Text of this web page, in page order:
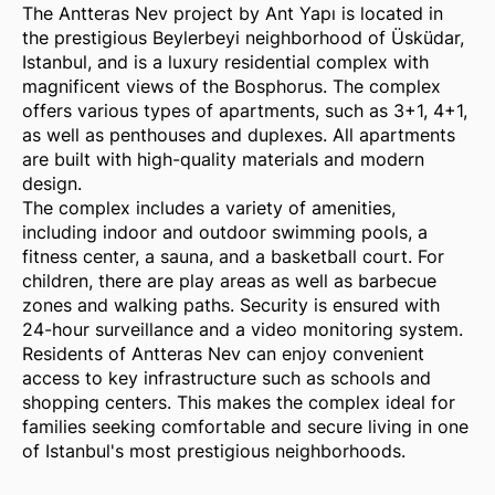
The Antteras Nev project by Ant Yapı is located in
the prestigious Beylerbeyi neighborhood of Üsküdar,
Istanbul, and is a luxury residential complex with
magnificent views of the Bosphorus. The complex
offers various types of apartments, such as 3+1, 4+1,
as well as penthouses and duplexes. All apartments
are built with high-quality materials and modern
design.
The complex includes a variety of amenities,
including indoor and outdoor swimming pools, a
fitness center, a sauna, and a basketball court. For
children, there are play areas as well as barbecue
zones and walking paths. Security is ensured with
24-hour surveillance and a video monitoring system.
Residents of Antteras Nev can enjoy convenient
access to key infrastructure such as schools and
shopping centers. This makes the complex ideal for
families seeking comfortable and secure living in one
of Istanbul's most prestigious neighborhoods.